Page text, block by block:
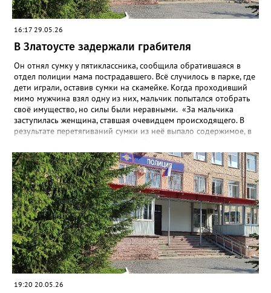
16:17 29.05.26
В Златоусте задержали грабителя
Он отнял сумку у пятиклассника, сообщила обратившаяся в
отдел полиции мама пострадавшего. Всё случилось в парке, где
дети играли, оставив сумки на скамейке. Когда проходивший
мимо мужчина взял одну из них, мальчик попытался отобрать
своё имущество, но силы были неравными. «За мальчика
заступилась женщина, ставшая очевидцем происходящего. В
результате перетягиваний сумки из неё выпало содержимое, в
один из них, но грабитель отобрал у неё аппарат, поднял
второй и убежал. Впоследствии от сумки он избавился, а
сотовые присвоил», - рассказали в златоустовском ОМВД.
Подозреваемого сотрудники уголовного розыска задержали
по горячим следам. Ранее судимый, без определённого места
жительства и нигде не работающий 43-летний гражданин
водворён в изолятор временного содержания. Уголовное дело
возбуждено по статье «Грабёж, совершённый с применением
насилия, не опасного для жизни или здоровья».
19:20 20.05.26